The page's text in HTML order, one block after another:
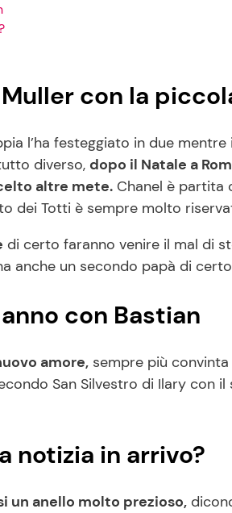
con la
l’ha festeggiato in due
diverso, dopo il Natale a
altre mete. Chanel è partita
dei Totti è sempre molto
di certo faranno venire il mal di
anche un secondo papà di
con Bastian
amore, sempre più
San Silvestro di Ilary con
notizia in arrivo?
un anello molto prezioso,